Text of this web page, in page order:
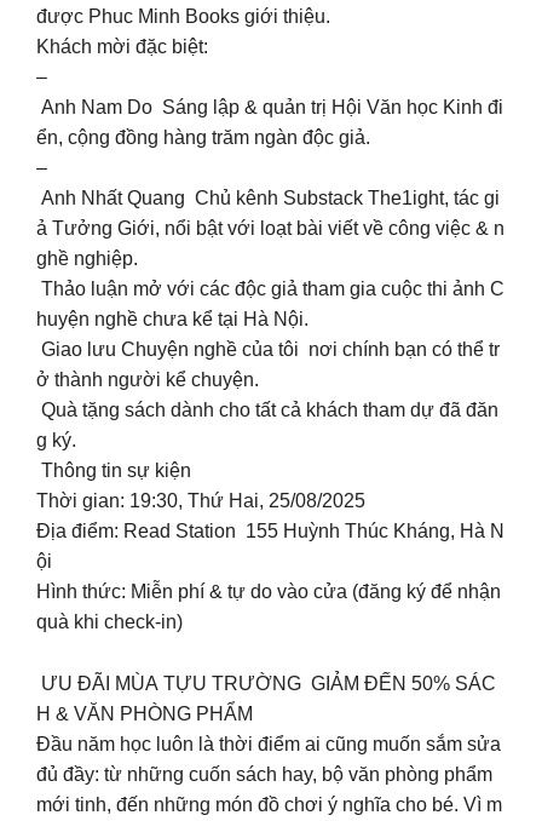
được Phuc Minh Books giới thiệu.
Khách mời đặc biệt:
–
Anh Nam Do Sáng lập & quản trị Hội Văn học Kinh đi
ển, cộng đồng hàng trăm ngàn độc giả.
–
Anh Nhất Quang Chủ kênh Substack The1ight, tác gi
ả Tưởng Giới, nổi bật với loạt bài viết về công việc & n
ghề nghiệp.
Thảo luận mở với các độc giả tham gia cuộc thi ảnh C
huyện nghề chưa kể tại Hà Nội.
Giao lưu Chuyện nghề của tôi nơi chính bạn có thể tr
ở thành người kể chuyện.
Quà tặng sách dành cho tất cả khách tham dự đã đăn
g ký.
Thông tin sự kiện
Thời gian: 19:30, Thứ Hai, 25/08/2025
Địa điểm: Read Station 155 Huỳnh Thúc Kháng, Hà N
ội
Hình thức: Miễn phí & tự do vào cửa (đăng ký để nhận
quà khi check-in)
ƯU ĐÃI MÙA TỰU TRƯỜNG GIẢM ĐẾN 50% SÁC
H & VĂN PHÒNG PHẨM
Đầu năm học luôn là thời điểm ai cũng muốn sắm sửa
đủ đầy: từ những cuốn sách hay, bộ văn phòng phẩm
mới tinh, đến những món đồ chơi ý nghĩa cho bé. Vì m